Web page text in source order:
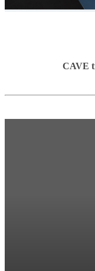
CAVE